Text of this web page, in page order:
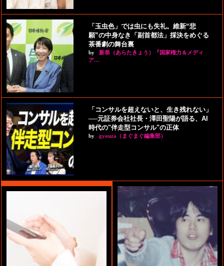
「玉虫色」では虫にも失礼。維新“悲
願”の中身なき「副首都法」採決をめぐる
茶番劇の舞台裏
by
新恭（あらたきょう）『国家権力＆メディ
ア…
「コンサルを超えないと、生き残れない」
──元証券会社社長・澤田聖陽が語る、AI
時代の"伴走型コンサル"の正体
by gyouza（まぐまぐ編集部）